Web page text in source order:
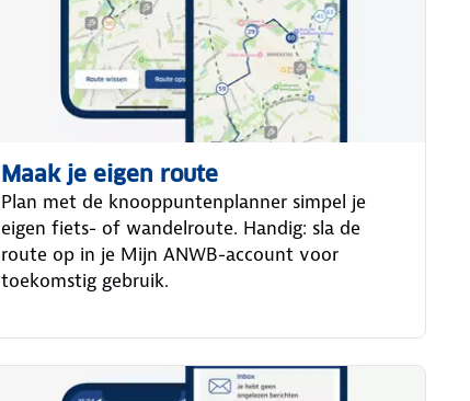
Maak je eigen route
Plan met de knooppuntenplanner simpel je
eigen fiets- of wandelroute. Handig: sla de
route op in je Mijn ANWB-account voor
toekomstig gebruik.